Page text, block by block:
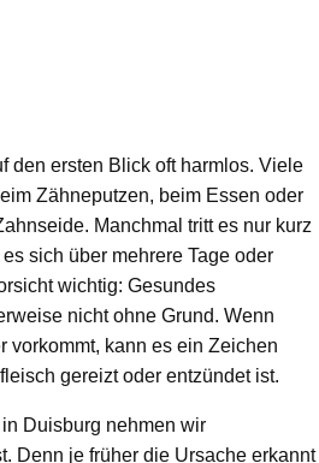
den ersten Blick oft harmlos. Viele
Zähneputzen, beim Essen oder
Manchmal tritt es nur kurz
sich über mehrere Tage oder
wichtig: Gesundes
nicht ohne Grund. Wenn
vorkommt, kann es ein Zeichen
gereizt oder entzündet ist.
Duisburg nehmen wir
Denn je früher die Ursache erkannt